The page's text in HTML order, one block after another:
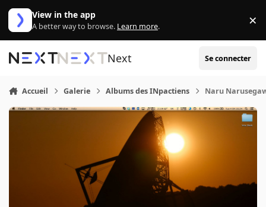
Aller au contenu
View in the app
A better way to browse. Learn more. ×
Next Se connecter
Accueil Galerie Albums des INpactiens Naru